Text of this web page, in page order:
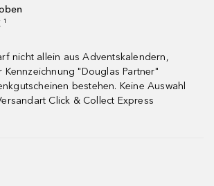
nicht allein aus Adventskalendern,
Kennzeichnung "Douglas Partner"
bestehen. Keine Auswahl
Click & Collect Express